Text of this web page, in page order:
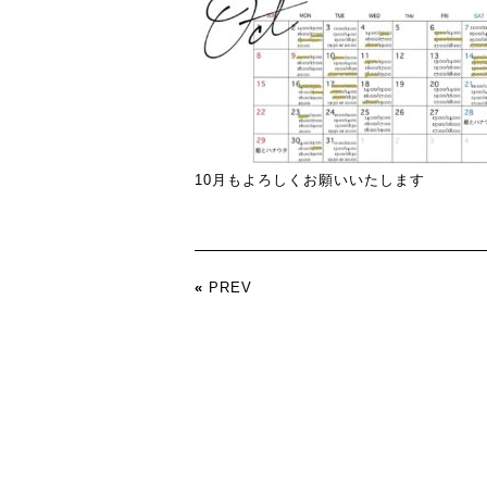
10月もよろしくお願いいたします
« PREV